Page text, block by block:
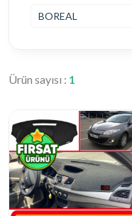
BOREAL
Ürün sayısı : 1